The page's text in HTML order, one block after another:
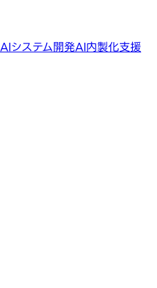
AIシステム開発AI内製化支援